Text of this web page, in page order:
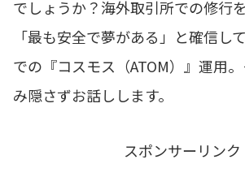
でしょうか？海外取引所での修行
「最も安全で夢がある」と確信し
での『コスモス（ATOM）』運用
み隠さずお話しします。
スポンサーリンク